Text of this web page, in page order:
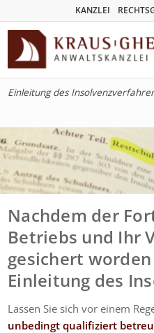
KANZLEI
Einleitung des
Nachdem der
Betriebs und Ihr
gesichert
Einleitung des
Lassen Sie sich vor einem
unbedingt qualifiziert